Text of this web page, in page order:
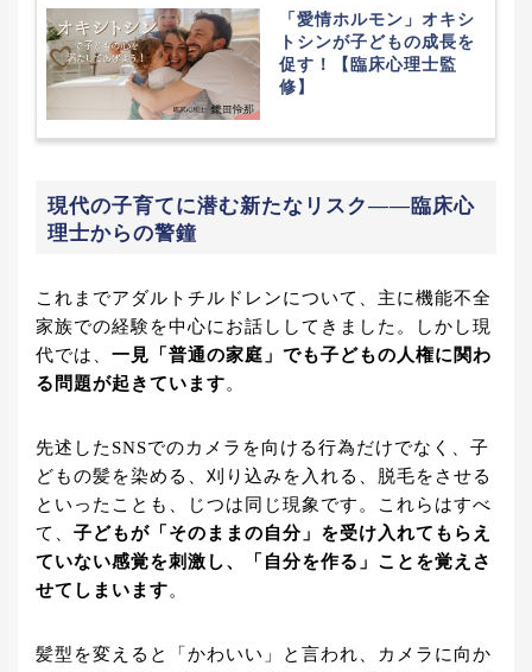
「愛情ホルモン」オキシ
トシンが子どもの成長を
促す！【臨床心理士監
修】
現代の子育てに潜む新たなリスク——臨床心
理士からの警鐘
これまでアダルトチルドレンについて、主に機能不全
家族での経験を中心にお話ししてきました。しかし現
代では、 一見「普通の家庭」でも子どもの人権に関わ
る問題が起きています。
先述したSNSでのカメラを向ける行為だけでなく、子
どもの髪を染める、刈り込みを入れる、脱毛をさせる
といったことも、じつは同じ現象です。これらはすべ
て、 子どもが「そのままの自分」を受け入れてもらえ
ていない感覚を刺激し、「自分を作る」ことを覚えさ
せてしまいます。
髪型を変えると「かわいい」と言われ、カメラに向か